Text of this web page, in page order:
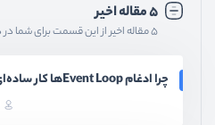
۵ مقاله اخیر
۵ مقاله اخیر از این قسمت برای شما در دسترس است
چرا ادغام Event Loopها کار ساده‌ای نیست؟